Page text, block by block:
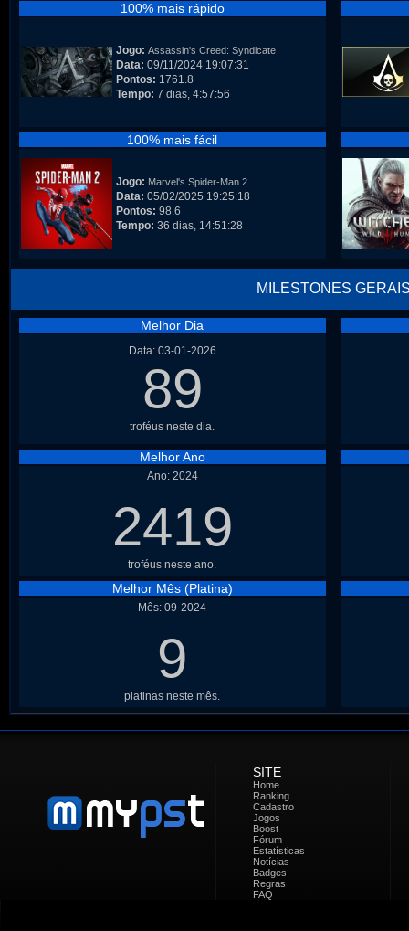
100% mais rápido
Jogo: Assassin's Creed: Syndicate
Data: 09/11/2024 19:07:31
Pontos: 1761.8
Tempo: 7 dias, 4:57:56
100% mais fácil
Jogo: Marvel's Spider-Man 2
Data: 05/02/2025 19:25:18
Pontos: 98.6
Tempo: 36 dias, 14:51:28
MILESTONES
Melhor Dia
Data: 03-01-2026
89
troféus neste dia.
Melhor Ano
Ano: 2024
2419
troféus neste ano.
Melhor Mês (Platina)
Mês: 09-2024
9
platinas neste mês.
SITE
Home
Ranking
Cadastro
Jogos
Boost
Fórum
Estatísticas
Notícias
Badges
Regras
FAQ